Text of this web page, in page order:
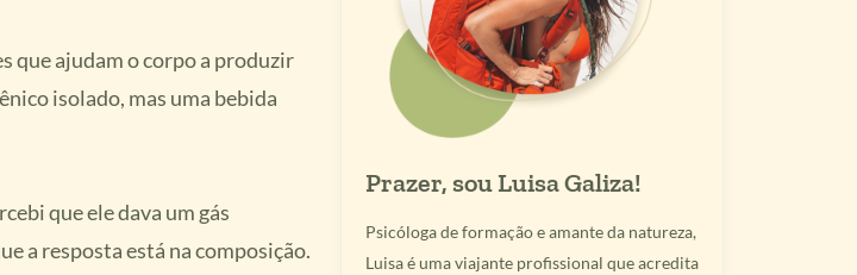
que ajudam o corpo a produzir
isolado, mas uma bebida
que ele dava um gás
a resposta está na composição.
Prazer, sou Luisa Galiza!
Psicóloga de formação e amante da natureza,
Luisa é uma viajante profissional que acredita